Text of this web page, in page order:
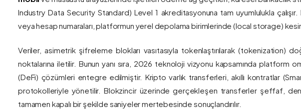
Industry Data Security Standard) Level 1 akreditasyonuna tam uyumlulukla çalışır.
veya hesap numaraları, platformun yerel depolama birimlerinde (local storage)
Veriler, asimetrik şifreleme blokları vasıtasıyla tokenlaştırılarak (tokenization)
noktalarına iletilir. Bunun yanı sıra, 2026 teknoloji vizyonu kapsamında platform
(DeFi) çözümleri entegre edilmiştir. Kripto varlık transferleri, akıllı kontratlar
protokolleriyle yönetilir. Blokzincir üzerinde gerçekleşen transferler şeffaf,
tamamen kapalı bir şekilde saniyeler mertebesinde sonuçlandırılır.